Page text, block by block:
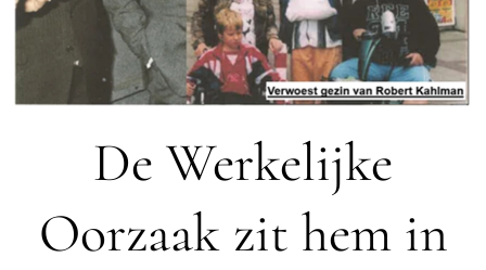
De Werkelijke
Oorzaak zit hem in